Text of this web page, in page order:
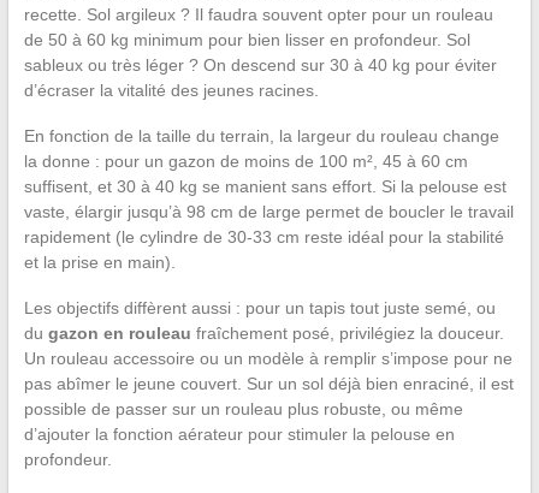
recette. Sol argileux ? Il faudra souvent opter pour un rouleau
de 50 à 60 kg minimum pour bien lisser en profondeur. Sol
sableux ou très léger ? On descend sur 30 à 40 kg pour éviter
d’écraser la vitalité des jeunes racines.
En fonction de la taille du terrain, la largeur du rouleau change
la donne : pour un gazon de moins de 100 m², 45 à 60 cm
suffisent, et 30 à 40 kg se manient sans effort. Si la pelouse est
vaste, élargir jusqu’à 98 cm de large permet de boucler le travail
rapidement (le cylindre de 30-33 cm reste idéal pour la stabilité
et la prise en main).
Les objectifs diffèrent aussi : pour un tapis tout juste semé, ou
du gazon en rouleau fraîchement posé, privilégiez la douceur.
Un rouleau accessoire ou un modèle à remplir s’impose pour ne
pas abîmer le jeune couvert. Sur un sol déjà bien enraciné, il est
possible de passer sur un rouleau plus robuste, ou même
d’ajouter la fonction aérateur pour stimuler la pelouse en
profondeur.